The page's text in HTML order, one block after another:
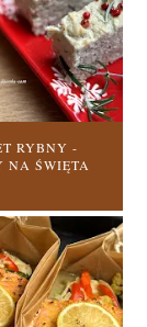
RYBNY -
NA ŚWIĘTA